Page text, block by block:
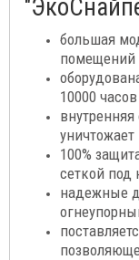
большая
помещений
10000
100%
сеткой под
надежные